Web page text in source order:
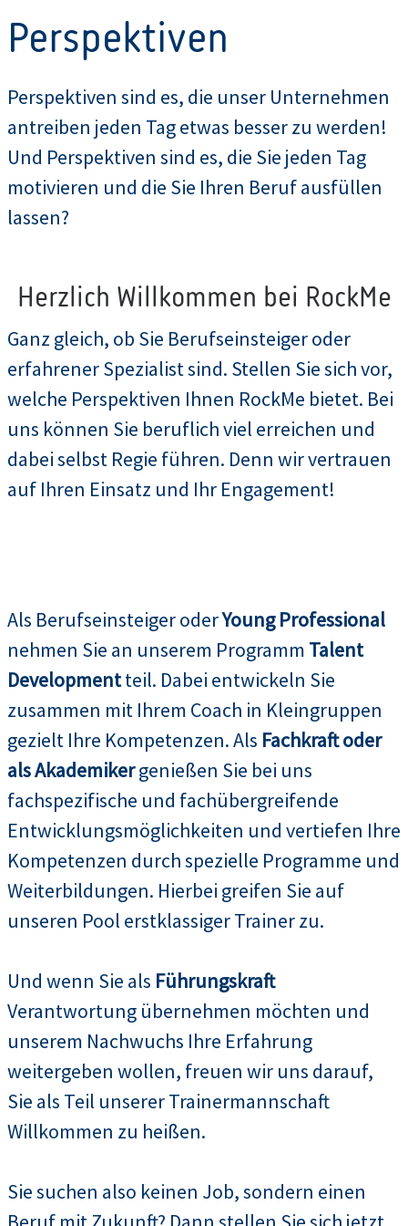
Perspektiven
Perspektiven sind es, die unser Unternehmen
antreiben jeden Tag etwas besser zu werden!
Und Perspektiven sind es, die Sie jeden Tag
motivieren und die Sie Ihren Beruf ausfüllen
lassen?
Herzlich Willkommen bei RockMe
Ganz gleich, ob Sie Berufseinsteiger oder
erfahrener Spezialist sind. Stellen Sie sich vor,
welche Perspektiven Ihnen RockMe bietet. Bei
uns können Sie beruflich viel erreichen und
dabei selbst Regie führen. Denn wir vertrauen
auf Ihren Einsatz und Ihr Engagement!
Als Berufseinsteiger oderYoung Professional
nehmen Sie an unserem Programm Talent
Developmentteil. Dabei entwickeln Sie
zusammen mit Ihrem Coach in Kleingruppen
gezielt Ihre Kompetenzen. Als Fachkraft oder
als Akademikergenießen Sie bei uns
fachspezifische und fachübergreifende
Entwicklungsmöglichkeiten und vertiefen Ihre
Kompetenzen durch spezielle Programme und
Weiterbildungen. Hierbei greifen Sie auf
unseren Pool erstklassiger Trainer zu.
Und wenn Sie als Führungskraft
Verantwortung übernehmen möchten und
unserem Nachwuchs Ihre Erfahrung
weitergeben wollen, freuen wir uns darauf,
Sie als Teil unserer Trainermannschaft
Willkommen zu heißen.
Sie suchen also keinen Job, sondern einen